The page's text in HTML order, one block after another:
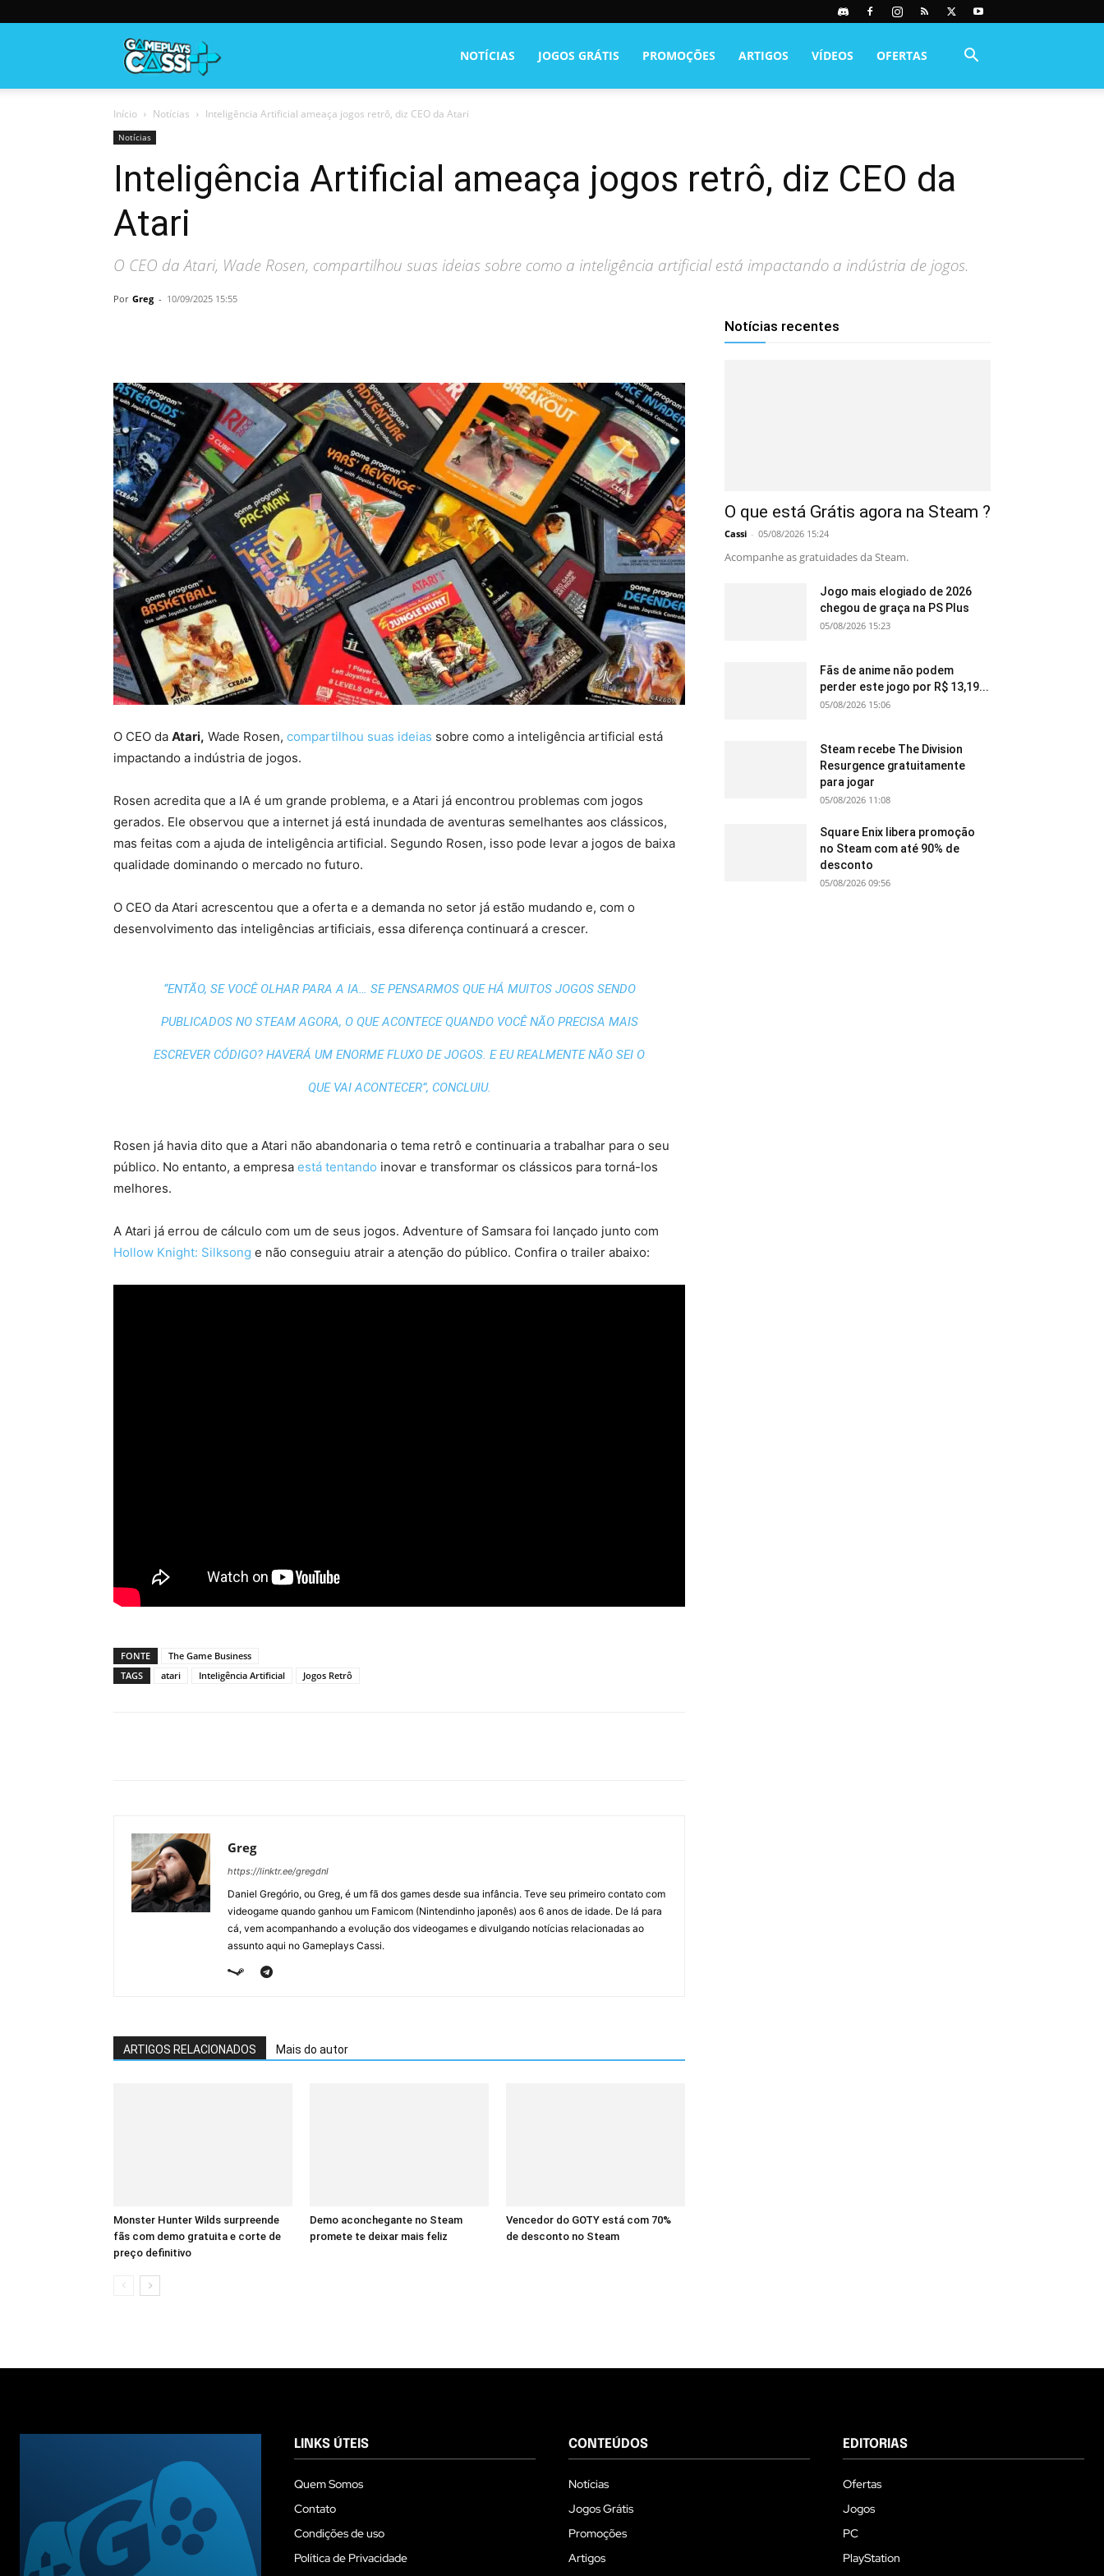
NOTÍCIAS JOGOS GRÁTIS PROMOÇÕES ARTIGOS VÍDEOS OFERTAS
Início Notícias Inteligência Artificial ameaça jogos retrô, diz CEO da Atari
Notícias
Inteligência Artificial ameaça jogos retrô, diz CEO da
Atari
O CEO da Atari, Wade Rosen, compartilhou suas ideias sobre como a inteligência artificial está impactando a indústria de jogos.
Por Greg - 10/09/2025 15:55
O CEO da Atari, Wade Rosen, compartilhou suas ideias sobre como a inteligência artificial está
impactando a indústria de jogos.
Rosen acredita que a IA é um grande problema, e a Atari já encontrou problemas com jogos
gerados. Ele observou que a internet já está inundada de aventuras semelhantes aos clássicos,
mas feitas com a ajuda de inteligência artificial. Segundo Rosen, isso pode levar a jogos de baixa
qualidade dominando o mercado no futuro.
O CEO da Atari acrescentou que a oferta e a demanda no setor já estão mudando e, com o
desenvolvimento das inteligências artificiais, essa diferença continuará a crescer.
“ENTÃO, SE VOCÊ OLHAR PARA A IA… SE PENSARMOS QUE HÁ MUITOS JOGOS SENDO
PUBLICADOS NO STEAM AGORA, O QUE ACONTECE QUANDO VOCÊ NÃO PRECISA MAIS
ESCREVER CÓDIGO? HAVERÁ UM ENORME FLUXO DE JOGOS. E EU REALMENTE NÃO SEI O
QUE VAI ACONTECER”, CONCLUIU.
Rosen já havia dito que a Atari não abandonaria o tema retrô e continuaria a trabalhar para o seu
público. No entanto, a empresa está tentando inovar e transformar os clássicos para torná-los
melhores.
A Atari já errou de cálculo com um de seus jogos. Adventure of Samsara foi lançado junto com
Hollow Knight: Silksong e não conseguiu atrair a atenção do público. Confira o trailer abaixo:
FONTE
The Game Business
TAGS
atari Inteligência Artificial Jogos Retrô
Greg
https://linktr.ee/gregdnl
Daniel Gregório, ou Greg, é um fã dos games desde sua infância. Teve seu primeiro contato com
videogame quando ganhou um Famicom (Nintendinho japonês) aos 6 anos de idade. De lá para
cá, vem acompanhando a evolução dos videogames e divulgando notícias relacionadas ao
assunto aqui no Gameplays Cassi.
ARTIGOS RELACIONADOS Mais do autor
Monster Hunter Wilds surpreende
fãs com demo gratuita e corte de
preço definitivo
Demo aconchegante no Steam
promete te deixar mais feliz
Vencedor do GOTY está com 70%
de desconto no Steam
Notícias recentes
O que está Grátis agora na Steam ?
Cassi - 05/08/2026 15:24
Acompanhe as gratuidades da Steam.
Jogo mais elogiado de 2026
chegou de graça na PS Plus
05/08/2026 15:23
Fãs de anime não podem
perder este jogo por R$ 13,19...
05/08/2026 15:06
Steam recebe The Division
Resurgence gratuitamente
para jogar
05/08/2026 11:08
Square Enix libera promoção
no Steam com até 90% de
desconto
05/08/2026 09:56
LINKS ÚTEIS
Quem Somos
Contato
Condições de uso
Política de Privacidade
CONTEÚDOS
Notícias
Jogos Grátis
Promoções
Artigos
EDITORIAS
Ofertas
Jogos
PC
PlayStation